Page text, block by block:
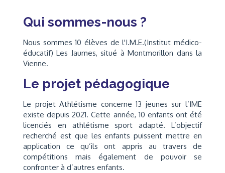
Qui sommes-nous ?
Nous sommes 10 élèves de l'I.M.E.(Institut médico-
éducatif) Les Jaumes, situé à Montmorillon dans la
Vienne.
Le projet pédagogique
Le projet Athlétisme concerne 13 jeunes sur l’IME
existe depuis 2021. Cette année, 10 enfants ont été
licenciés en athlétisme sport adapté. L’objectif
recherché est que les enfants puissent mettre en
application ce qu’ils ont appris au travers de
compétitions mais également de pouvoir se
confronter à d’autres enfants.